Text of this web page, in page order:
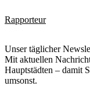
Rapporteur
Unser täglicher
Mit aktuellen
Hauptstädten – damit
umsonst.